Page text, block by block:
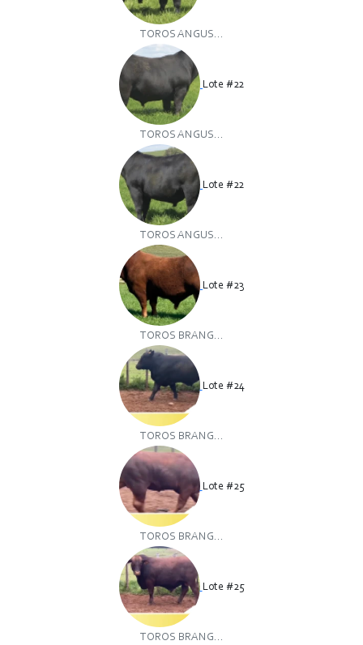
TOROS ANGUS...
Lote #22
TOROS ANGUS...
Lote #22
TOROS ANGUS...
Lote #23
TOROS BRANG...
Lote #24
TOROS BRANG...
Lote #25
TOROS BRANG...
Lote #25
TOROS BRANG...